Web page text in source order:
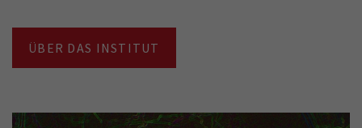
ÜBER DAS INSTITUT